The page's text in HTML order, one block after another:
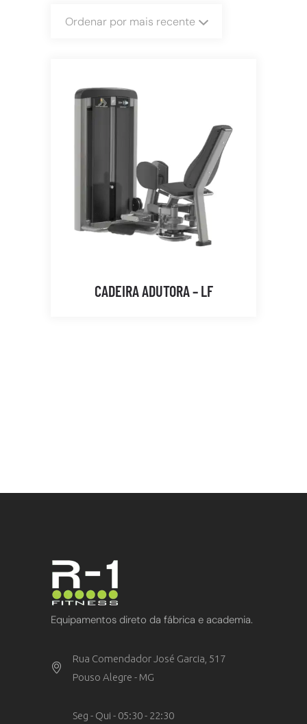
Ordenar por mais recente
CADEIRA ADUTORA – LF
Equipamentos direto da fábrica e academia.
Rua Comendador José Garcia, 517
Pouso Alegre - MG
Seg - Qui - 05:30 - 22:30